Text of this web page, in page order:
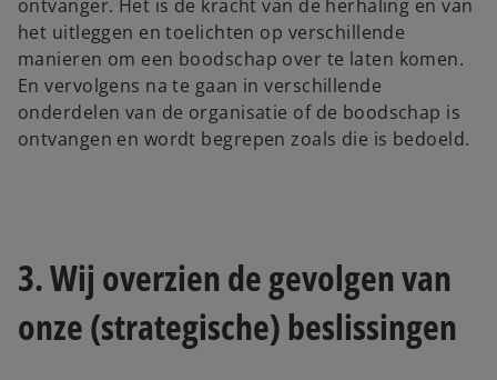
ontvanger. Het is de kracht van de herhaling en van
het uitleggen en toelichten op verschillende
manieren om een boodschap over te laten komen.
En vervolgens na te gaan in verschillende
onderdelen van de organisatie of de boodschap is
ontvangen en wordt begrepen zoals die is bedoeld.
3. Wij overzien de gevolgen van
onze (strategische) beslissingen